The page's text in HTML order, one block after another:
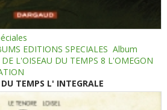
EDITIONS SPECIALES Album
L'OISEAU DU TEMPS 8 L'OMEGON
TEMPS L' INTEGRALE